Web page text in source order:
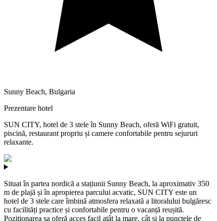
Sunny Beach, Bulgaria
Prezentare hotel
SUN CITY, hotel de 3 stele în Sunny Beach, oferă WiFi gratuit,
piscină, restaurant propriu și camere confortabile pentru sejururi
relaxante.
Situat în partea nordică a stațiunii Sunny Beach, la aproximativ 350
m de plajă și în apropierea parcului acvatic, SUN CITY este un
hotel de 3 stele care îmbină atmosfera relaxată a litoralului bulgăresc
cu facilități practice și confortabile pentru o vacanță reușită.
Poziționarea sa oferă acces facil atât la mare, cât și la punctele de